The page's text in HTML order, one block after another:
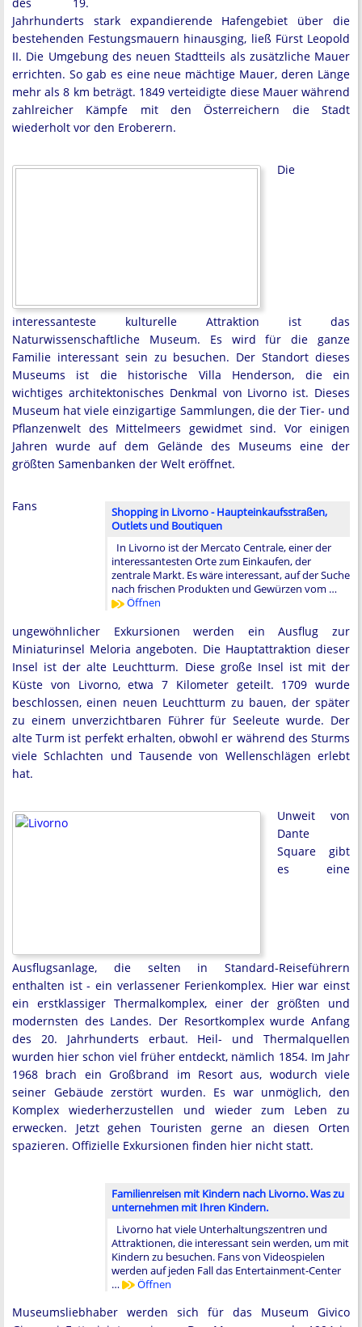
Jahrhunderts stark expandierende Hafengebiet über die
bestehenden Festungsmauern hinausging, ließ Fürst Leopold
II. Die Umgebung des neuen Stadtteils als zusätzliche Mauer
errichten. So gab es eine neue mächtige Mauer, deren Länge
mehr als 8 km beträgt. 1849 verteidigte diese Mauer während
zahlreicher Kämpfe mit den Österreichern die Stadt
wiederholt vor den Eroberern.
Die
interessanteste kulturelle Attraktion ist das
Naturwissenschaftliche Museum. Es wird für die ganze
Familie interessant sein zu besuchen. Der Standort dieses
Museums ist die historische Villa Henderson, die ein
wichtiges architektonisches Denkmal von Livorno ist. Dieses
Museum hat viele einzigartige Sammlungen, die der Tier- und
Pflanzenwelt des Mittelmeers gewidmet sind. Vor einigen
Jahren wurde auf dem Gelände des Museums eine der
größten Samenbanken der Welt eröffnet.
Shopping in Livorno - Haupteinkaufsstraßen,
Outlets und Boutiquen
In Livorno ist der Mercato Centrale, einer der
interessantesten Orte zum Einkaufen, der
zentrale Markt. Es wäre interessant, auf der Suche
nach frischen Produkten und Gewürzen vom …
Öffnen
Fans
ungewöhnlicher Exkursionen werden ein Ausflug zur
Miniaturinsel Meloria angeboten. Die Hauptattraktion dieser
Insel ist der alte Leuchtturm. Diese große Insel ist mit der
Küste von Livorno, etwa 7 Kilometer geteilt. 1709 wurde
beschlossen, einen neuen Leuchtturm zu bauen, der später
zu einem unverzichtbaren Führer für Seeleute wurde. Der
alte Turm ist perfekt erhalten, obwohl er während des Sturms
viele Schlachten und Tausende von Wellenschlägen erlebt
hat.
Unweit von
Dante
Square gibt
es eine
Ausflugsanlage, die selten in Standard-Reiseführern
enthalten ist - ein verlassener Ferienkomplex. Hier war einst
ein erstklassiger Thermalkomplex, einer der größten und
modernsten des Landes. Der Resortkomplex wurde Anfang
des 20. Jahrhunderts erbaut. Heil- und Thermalquellen
wurden hier schon viel früher entdeckt, nämlich 1854. Im Jahr
1968 brach ein Großbrand im Resort aus, wodurch viele
seiner Gebäude zerstört wurden. Es war unmöglich, den
Komplex wiederherzustellen und wieder zum Leben zu
erwecken. Jetzt gehen Touristen gerne an diesen Orten
spazieren. Offizielle Exkursionen finden hier nicht statt.
Familienreisen mit Kindern nach Livorno. Was zu
unternehmen mit Ihren Kindern.
Livorno hat viele Unterhaltungszentren und
Attraktionen, die interessant sein werden, um mit
Kindern zu besuchen. Fans von Videospielen
werden auf jeden Fall das Entertainment-Center
…
Öffnen
Museumsliebhaber werden sich für das Museum Givico